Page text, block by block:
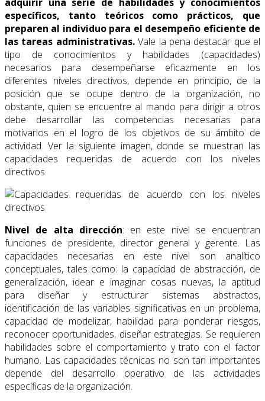
específicos, tanto teóricos como prácticos, que
preparen al individuo para el desempeño eficiente de
las tareas administrativas.Vale la pena destacar que el
tipo de conocimientos y habilidades (capacidades)
necesarios para desempeñarse eficazmente en los
diferentes niveles directivos, depende en principio, de la
posición que se ocupe dentro de la organización, no
obstante, quien se encuentre al mando para dirigir a otros
debe desarrollar las competencias necesarias para
motivarlos en el logro de los objetivos de su ámbito de
actividad. Ver la siguiente imagen, donde se muestran las
capacidades requeridas de acuerdo con los niveles
directivos.
Nivel de alta dirección: en este nivel se encuentran
funciones de presidente, director general y gerente. Las
capacidades necesarias en este nivel son analítico
conceptuales, tales como: la capacidad de abstracción, de
generalización, idear e imaginar cosas nuevas, la aptitud
para diseñar y estructurar sistemas abstractos,
identificación de las variables significativas en un problema,
capacidad de modelizar, habilidad para ponderar riesgos,
reconocer oportunidades, diseñar estrategias. Se requieren
habilidades sobre el comportamiento y trato con el factor
humano. Las capacidades técnicas no son tan importantes
depende del desarrollo operativo de las actividades
específicas de la organización.